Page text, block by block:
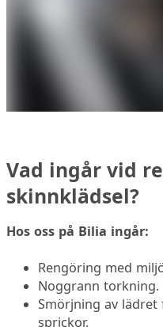
Vad ingår vid
skinnklädsel?
Hos oss på Bilia ingår:
Rengöring med
Noggrann torkning.
Smörjning av
sprickor.